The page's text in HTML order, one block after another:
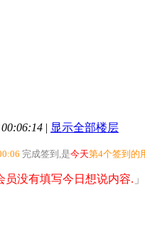
| 显示全部楼层
完成签到,是今天第4个签到的
员没有填写今日想说内容.